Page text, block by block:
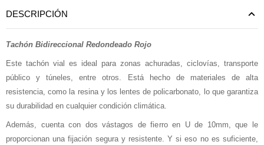
DESCRIPCIÓN
Tachón Bidireccional Redondeado Rojo
Este tachón vial es ideal para zonas achuradas, ciclovías, transporte
público y túneles, entre otros. Está hecho de materiales de alta
resistencia, como la resina y los lentes de policarbonato, lo que garantiza
su durabilidad en cualquier condición climática.
Además, cuenta con dos vástagos de fierro en U de 10mm, que le
proporcionan una fijación segura y resistente. Y si eso no es suficiente,